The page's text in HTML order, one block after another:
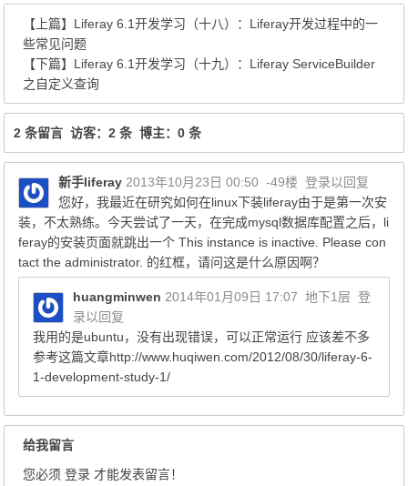
【上篇】 Liferay 6.1开发学习（十八）：Liferay开发过程中的一
些常见问题
【下篇】 Liferay 6.1开发学习（十九）：Liferay ServiceBuilder
之自定义查询
2 条留言 访客：2 条 博主：0 条
新手liferay 2013年10月23日 00:50 -49楼 登录以回复
您好，我最近在研究如何在linux下装liferay由于是第一次安
装，不太熟练。今天尝试了一天，在完成mysql数据库配置之后，li
feray的安装页面就跳出一个 This instance is inactive. Please con
tact the administrator. 的红框，请问这是什么原因啊？
huangminwen 2014年01月09日 17:07 地下1层 登
录以回复
我用的是ubuntu，没有出现错误，可以正常运行 应该差不多
参考这篇文章http://www.huqiwen.com/2012/08/30/liferay-6-
1-development-study-1/
给我留言
您必须 登录 才能发表留言！